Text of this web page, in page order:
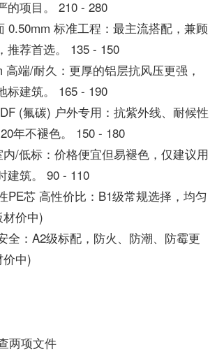
的项目。 210 - 280
标准工程：最主流搭配，兼顾
推荐首选。 135 - 150
端/耐久：更厚的铝层抗风压更强，
标建筑。 165 - 190
(氟碳) 户外专用：抗紫外线、耐候性
年不褪色。 150 - 180
低标：价格便宜但易褪色，仅建议用
建筑。 90 - 110
芯 高性价比：B1级常规选择，均匀
价中)
：A2级标配，防火、防潮、防霉更
中)
两项文件